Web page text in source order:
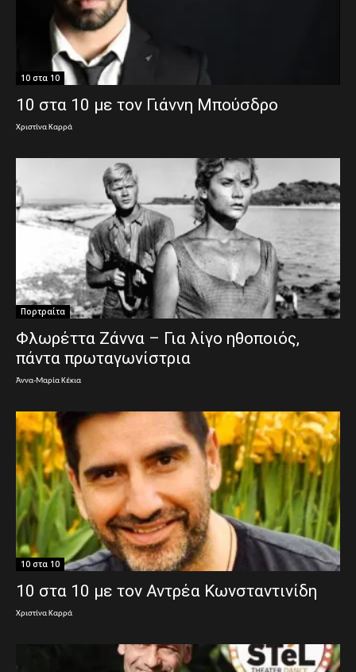
10 στα 10
10 στα 10 με τον Γιάννη Μπούσδρο
Χριστίνα Καρρά
Πορτραίτα
Φλωρέττα Ζάννα – Για λίγο ηθοποιός,
πάντα πρωταγωνίστρια
Άννα-Μαρία Κέκια
10 στα 10
10 στα 10 με τον Αντρέα Κωνσταντινίδη
Χριστίνα Καρρά